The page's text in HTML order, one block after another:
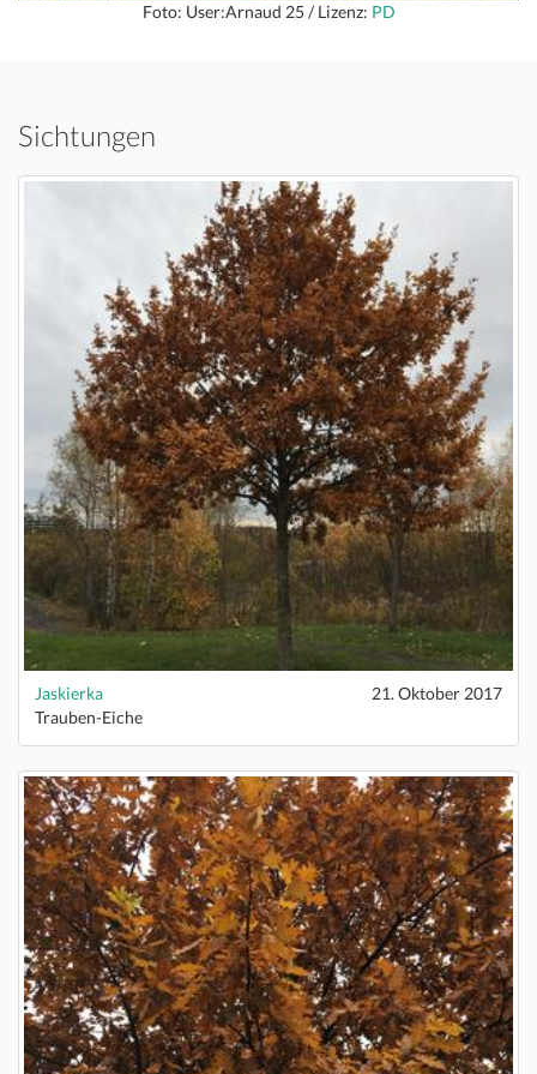
Foto: User:Arnaud 25 / Lizenz: PD
Sichtungen
Jaskierka
21. Oktober 2017
Trauben-Eiche